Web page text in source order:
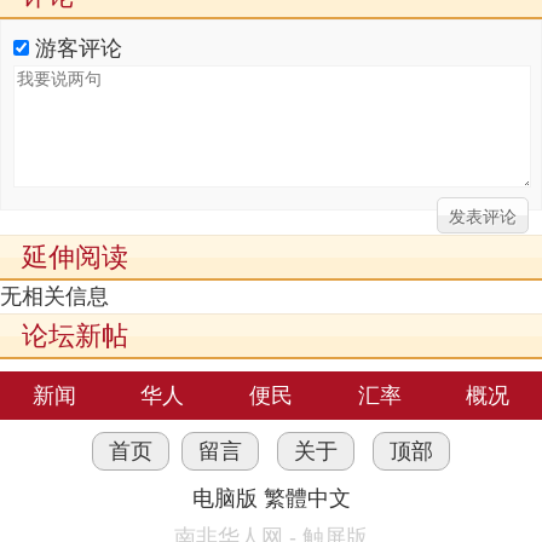
游客评论
延伸阅读
无相关信息
论坛新帖
新闻 华人 便民 汇率 概况
首页 留言 关于
顶部
电脑版 繁體中文
南非华人网 - 触屏版